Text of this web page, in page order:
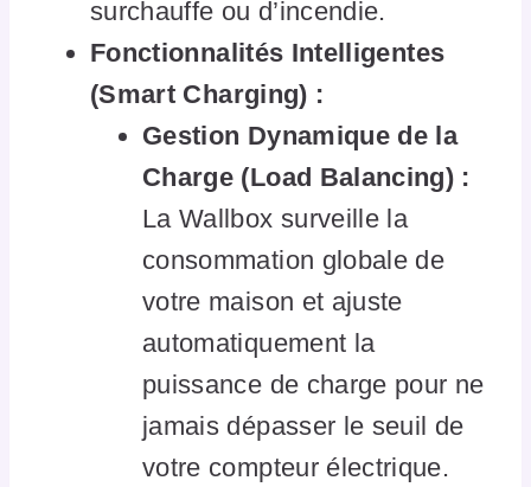
surchauffe ou d’incendie.
Fonctionnalités Intelligentes
(Smart Charging) :
Gestion Dynamique de la
Charge (Load Balancing) :
La Wallbox surveille la
consommation globale de
votre maison et ajuste
automatiquement la
puissance de charge pour ne
jamais dépasser le seuil de
votre compteur électrique.